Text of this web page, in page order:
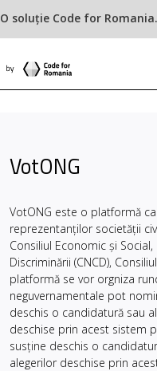
O soluție Code for Romania.
VotONG
VotONG este o platformă
reprezentanților societății
Consiliul Economic și
Discriminării (CNCD),
platformă se vor orgniza
neguvernamentale pot
deschis o candidatură sau
deschise prin acest sistem
susține deschis o
alegerilor deschise prin